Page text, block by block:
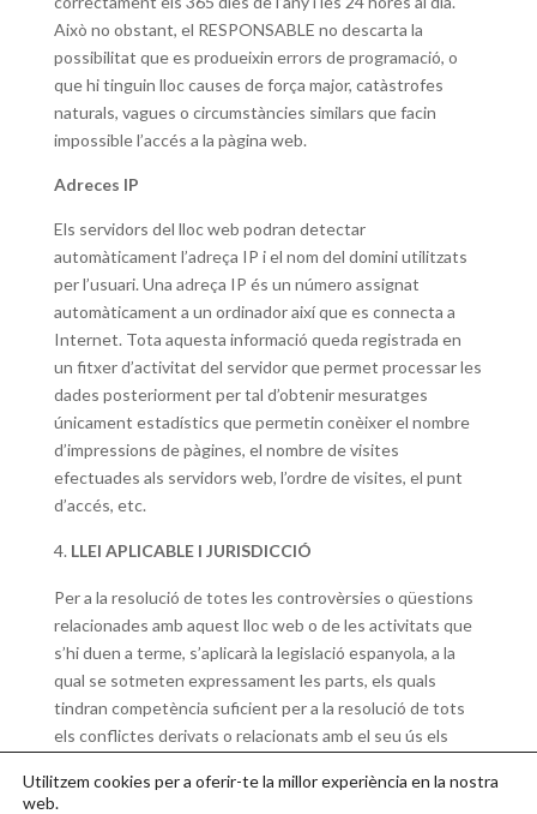
Això no obstant, el RESPONSABLE no descarta la
possibilitat que es produeixin errors de programació, o
que hi tinguin lloc causes de força major, catàstrofes
naturals, vagues o circumstàncies similars que facin
impossible l’accés a la pàgina web.
Adreces IP
Els servidors del lloc web podran detectar
automàticament l’adreça IP i el nom del domini utilitzats
per l’usuari. Una adreça IP és un número assignat
automàticament a un ordinador així que es connecta a
Internet. Tota aquesta informació queda registrada en
un fitxer d’activitat del servidor que permet processar les
dades posteriorment per tal d’obtenir mesuratges
únicament estadístics que permetin conèixer el nombre
d’impressions de pàgines, el nombre de visites
efectuades als servidors web, l’ordre de visites, el punt
d’accés, etc.
LLEI APLICABLE I JURISDICCIÓ
Per a la resolució de totes les controvèrsies o qüestions
relacionades amb aquest lloc web o de les activitats que
s’hi duen a terme, s’aplicarà la legislació espanyola, a la
qual se sotmeten expressament les parts, els quals
tindran competència suficient per a la resolució de tots
els conflictes derivats o relacionats amb el seu ús els
Utilitzem cookies per a oferir-te la millor experiència en la nostra
web.